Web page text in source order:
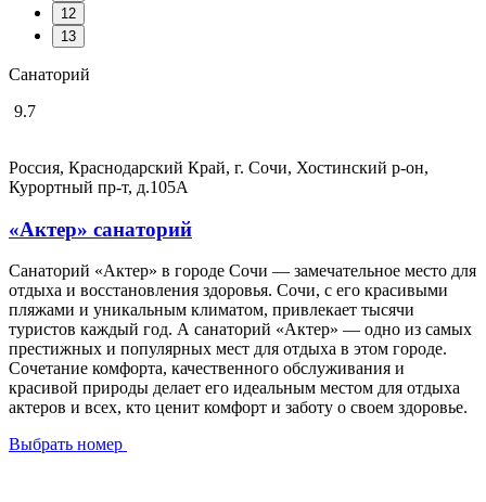
12
13
Санаторий
9.7
Россия, Краснодарский Край, г. Сочи, Хостинский р-он,
Курортный пр-т, д.105А
«Актер» санаторий
Санаторий «Актер» в городе Сочи — замечательное место для
отдыха и восстановления здоровья. Сочи, с его красивыми
пляжами и уникальным климатом, привлекает тысячи
туристов каждый год. А санаторий «Актер» — одно из самых
престижных и популярных мест для отдыха в этом городе.
Сочетание комфорта, качественного обслуживания и
красивой природы делает его идеальным местом для отдыха
актеров и всех, кто ценит комфорт и заботу о своем здоровье.
Выбрать номер